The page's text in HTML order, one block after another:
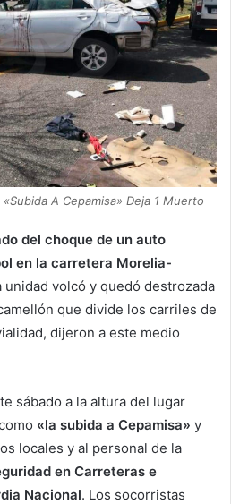
A Cepamisa» Deja 1 Muerto
del choque de un auto
en la carretera Morelia-
unidad volcó y quedó destrozada
que divide los carriles de
dijeron a este medio
sábado a la altura del lugar
«la subida a Cepamisa» y
locales y al personal de la
en Carreteras e
Nacional. Los socorristas